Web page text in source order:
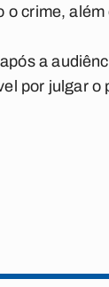
crime,
a
por julgar